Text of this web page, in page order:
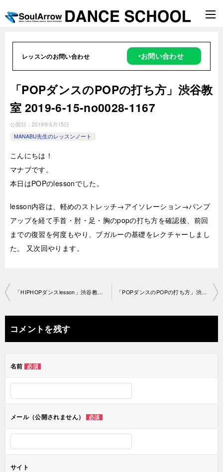
レッスンのお問い合わせ ‣お問い合わせ
「POPダンスのPOPの打ち方」渋谷教
室 2019-6-15-­no0028-­1167
公開日： 2019年6月15日
MANABU先生のレッスンノート
こんにちは！
マナブです。
本日はPOPのlessonでした。
lesson内容は、軽めのストレッチ→アイソレーション→パンプ
アップを経て手首・肘・足・胸のpopの打ち方を確認後、前回
までの復習を何度もやり、ブガルーの基礎をレクチャーしまし
た。 又次回やります。
投
ナ
ビ
ー
ン
「HIPHOPダンスlesson」渋谷教室 2019-6-14-­no0028-1195 「POPダンスのPOPの打ち方」渋谷教室 2019-6-17-­no0028-­1228
コメントを残す
名前 必須
メール（公開されません） 必須
サイト